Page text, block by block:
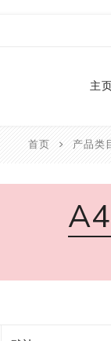
主
首页 产品类